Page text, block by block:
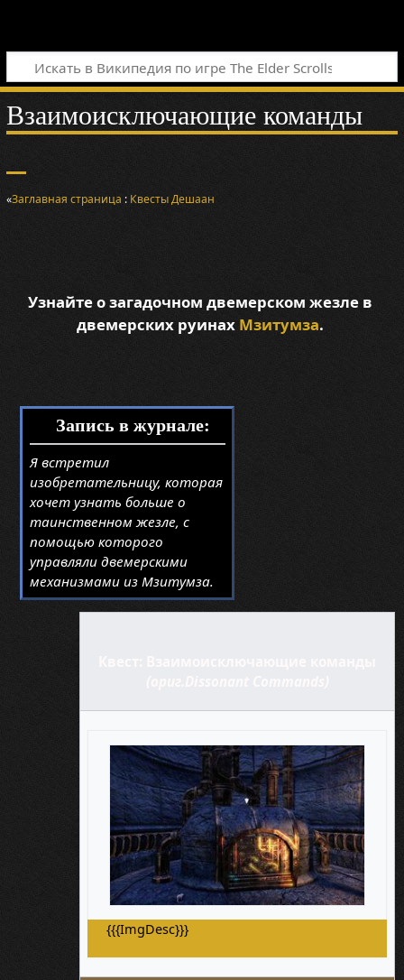
Взаимоисключающие команды
«Заглавная страница : КвестыДешаан
Узнайте о загадочном двемерском жезле в
двемерских руинах Мзитумза.
Запись в журнале:
Я встретил
изобретательницу, которая
хочет узнать больше о
таинственном жезле, с
помощью которого
управляли двемерскими
механизмами из Мзитумза.
{{{ImgDesc}}}